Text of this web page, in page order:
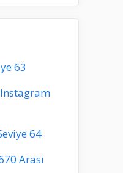
63
Instagram
64
Arası